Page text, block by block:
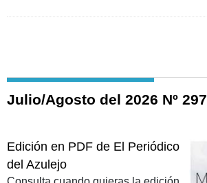
Julio/Agosto del 2026 Nº 297
Edición en PDF de El Periódico
del Azulejo